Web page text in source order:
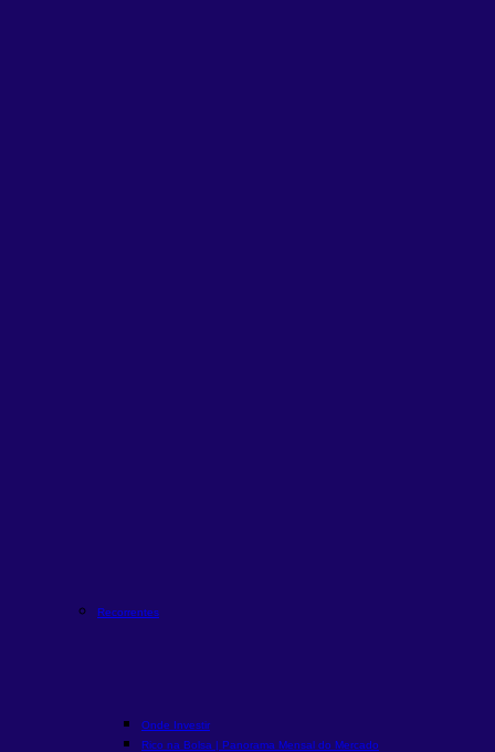
Recorrentes
Onde Investir
Rico na Bolsa | Panorama Mensal do Mercado